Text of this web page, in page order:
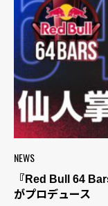
NEWS
『Red Bull 64
がプロデュース